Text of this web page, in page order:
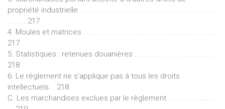
propriété industrielle . . . . . . . . . . . . . . . . . . . . . . . . . . . . . . . . . .
. . . . . 217
4. Moules et matrices . . . . . . . . . . . . . . . . . . . . . . . . . . . . . . . . .
217
5. Statistiques : retenues douanières . . . . . . . . . . . . . . . . . . . . .
218
6. Le règlement ne s’applique pas à tous les droits
intellectuels. . 218
C. Les marchandises exclues par le règlement . . . . . . . . .. . . .